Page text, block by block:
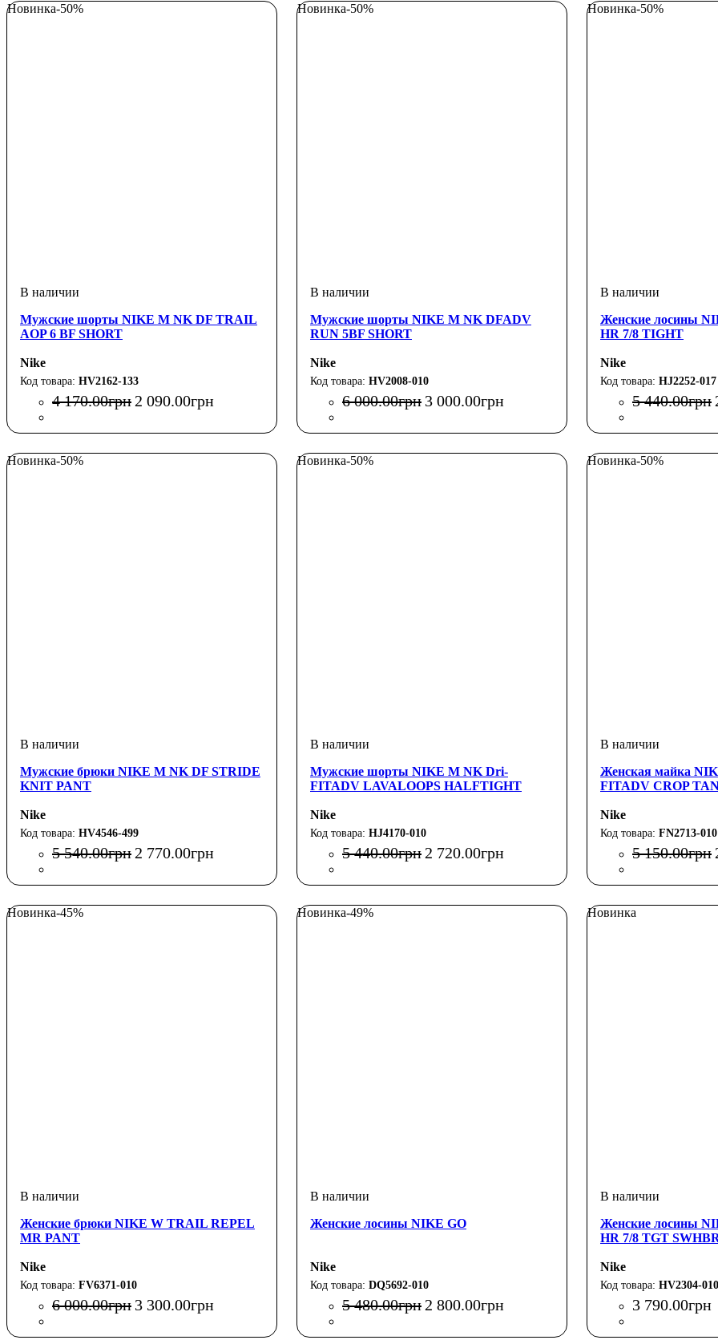
Новинка-50%
Мужские шорты NIKE M NK DF TRAIL
AOP 6 BF SHORT
Nike
HV2162-133
4 170.00грн 2 090.00грн
Новинка-50%
Мужские шорты NIKE M NK DFADV
RUN 5BF SHORT
Nike
HV2008-010
6 000.00грн 3 000.00грн
Новинка-50%
Женские лосины
HR 7/8 TIGHT
Nike
HJ2252-017
5 440.00грн
Новинка-50%
Мужские брюки NIKE M NK DF STRIDE
KNIT PANT
Nike
HV4546-499
5 540.00грн 2 770.00грн
Новинка-50%
Мужские шорты NIKE M NK Dri-
FITADV LAVALOOPS HALFTIGHT
Nike
HJ4170-010
5 440.00грн 2 720.00грн
Новинка-50%
Женская майка
FITADV CROP
Nike
FN2713-010
5 150.00грн
Новинка-45%
Женские брюки NIKE W TRAIL REPEL
MR PANT
Nike
FV6371-010
6 000.00грн 3 300.00грн
Новинка-49%
Женские лосины NIKE GO
Nike
DQ5692-010
5 480.00грн 2 800.00грн
Новинка
Женские лосины
HR 7/8 TGT
Nike
HV2304-010
3 790.00грн